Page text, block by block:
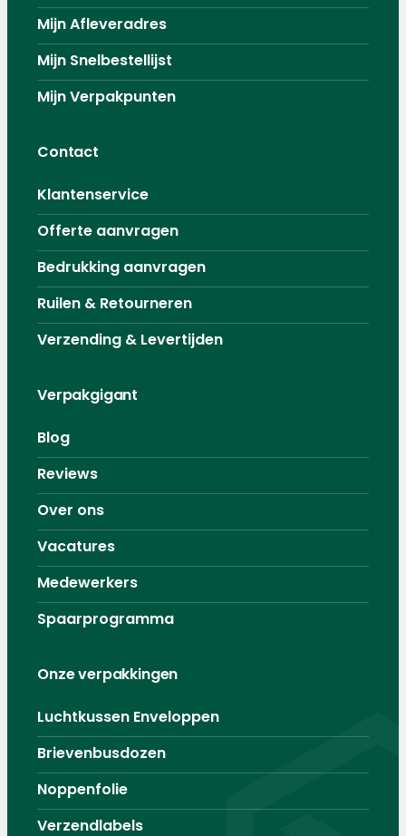
Mijn Afleveradres
Mijn Snelbestellijst
Mijn Verpakpunten
Contact
Klantenservice
Offerte aanvragen
Bedrukking aanvragen
Ruilen & Retourneren
Verzending & Levertijden
Verpakgigant
Blog
Reviews
Over ons
Vacatures
Medewerkers
Spaarprogramma
Onze verpakkingen
Luchtkussen Enveloppen
Brievenbusdozen
Noppenfolie
Verzendlabels